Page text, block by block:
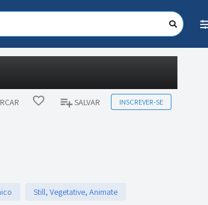
SALVAR INSCREVER-SE
Still, Vegetative, Animate